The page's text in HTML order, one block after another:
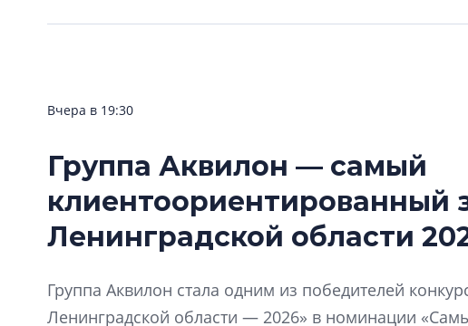
Вчера в 19:30
Группа Аквилон — самый
клиентоориентированный
Ленинградской области
Группа Аквилон стала одним из победителей
Ленинградской области — 2026» в номинации